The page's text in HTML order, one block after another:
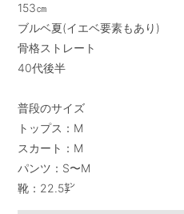
153㎝
ブルベ夏(イエベ要素もあり)
骨格ストレート
40代後半
普段のサイズ
トップス：M
スカート：M
パンツ：S〜M
靴：22.5㌢